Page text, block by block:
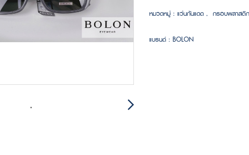
หมวดหมู่ : แว่นกันแดด , กรอบพลาสติ
แบรนด์ : BOLON